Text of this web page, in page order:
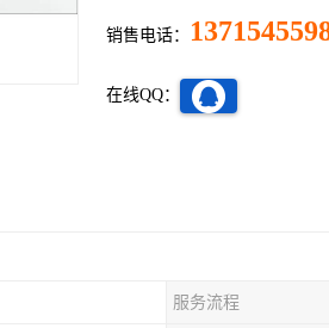
销售电话：
在线QQ：
服务流程